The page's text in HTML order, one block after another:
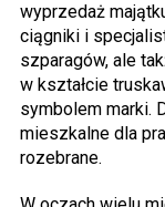
wyprzedaż
ciągniki i
szparagów, ale
w kształcie
symbolem marki.
mieszkalne dla
rozebrane.